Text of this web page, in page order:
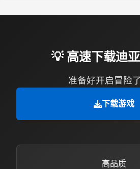
💡 高速下载迪
准备好开启冒险了
下载游戏
高品质